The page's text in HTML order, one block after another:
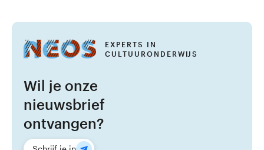
EXPERTS IN
CULTUURONDERWIJS
Wil je onze
nieuwsbrief
ontvangen?